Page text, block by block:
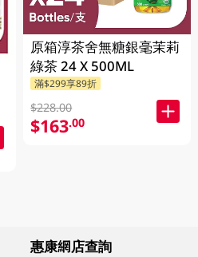
原箱淳茶舍無糖銀毫茉莉
綠茶 24 X 500ML
滿$299享89折
$228.00
$163.00
惠康網店查詢